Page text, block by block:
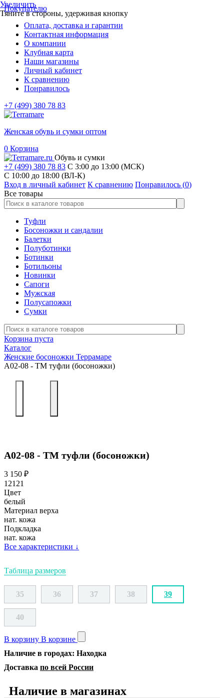
Покупателю
Оплата, доставка и гарантии
Контактная информация
О компании
Клубная карта
Наши магазины
Личный кабинет
К сравнению
Понравилось
+7 (499) 380 78 83
Женская обувь и сумки оптом
0 Корзина
Обувь и сумки
+7 (499) 380 78 83 С 3:00 до 13:00 (МСК)
C 10:00 до 18:00 (ВЛ-К)
Вход в личный кабинет К сравнению Понравилось (0)
Все товары
Туфли
Босоножки и сандалии
Балетки
Полуботинки
Ботинки
Ботильоны
Новинки
Сапоги
Мужская
Полусапожки
Сумки
Корзина пуста
Каталог
Женские босоножки Террамаре
А02-08 - ТМ туфли (босоножки)
Увеличить
Тяните в стороны, удерживая кнопку
А02-08 - ТМ туфли (босоножки)
3 150 ₽
12121
Цвет
белый
Материал верха
нат. кожа
Подкладка
нат. кожа
Все характеристики ↓
Таблица размеров
35 36 37 38 39
40
В корзину В корзине
Наличие в городах: Находка
Доставка по всей России
Наличие в магазинах